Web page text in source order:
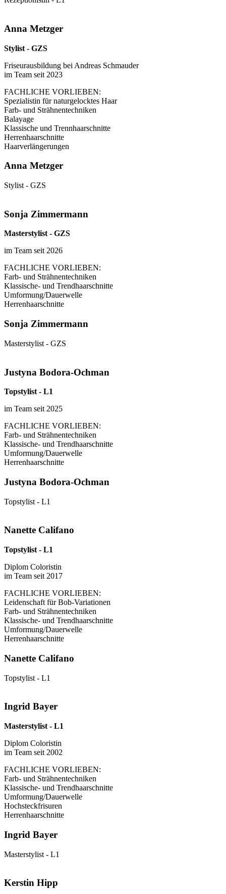
Anna Metzger
Stylist - GZS
Friseurausbildung bei Andreas Schmauder
im Team seit 2023
FACHLICHE VORLIEBEN:
Spezialistin für naturgelocktes Haar
Farb- und Strähnentechniken
Balayage
Klassische und Trennhaarschnitte
Herrenhaarschnitte
Haarverlängerungen
Anna Metzger
Stylist - GZS
Sonja Zimmermann
Masterstylist - GZS
im Team seit 2026
FACHLICHE VORLIEBEN:
Farb- und Strähnentechniken
Klassische- und Trendhaarschnitte
Umformung/Dauerwelle
Herrenhaarschnitte
Sonja Zimmermann
Masterstylist - GZS
Justyna Bodora-Ochman
Topstylist - L1
im Team seit 2025
FACHLICHE VORLIEBEN:
Farb- und Strähnentechniken
Klassische- und Trendhaarschnitte
Umformung/Dauerwelle
Herrenhaarschnitte
Justyna Bodora-Ochman
Topstylist - L1
Nanette Califano
Topstylist - L1
Diplom Coloristin
im Team seit 2017
FACHLICHE VORLIEBEN:
Leidenschaft für Bob-Variationen
Farb- und Strähnentechniken
Klassische- und Trendhaarschnitte
Umformung/Dauerwelle
Herrenhaarschnitte
Nanette Califano
Topstylist - L1
Ingrid Bayer
Masterstylist - L1
Diplom Coloristin
im Team seit 2002
FACHLICHE VORLIEBEN:
Farb- und Strähnentechniken
Klassische- und Trendhaarschnitte
Umformung/Dauerwelle
Hochsteckfrisuren
Herrenhaarschnitte
Ingrid Bayer
Masterstylist - L1
Kerstin Hipp